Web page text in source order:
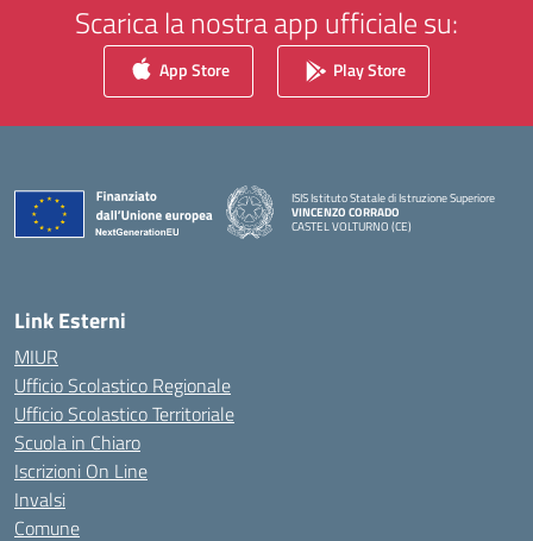
Scarica la nostra app ufficiale su:
App Store Play Store
ISIS Istituto Statale di Istruzione Superiore
VINCENZO CORRADO
CASTEL VOLTURNO (CE)
Link Esterni
MIUR
Ufficio Scolastico Regionale
Ufficio Scolastico Territoriale
Scuola in Chiaro
Iscrizioni On Line
Invalsi
Comune